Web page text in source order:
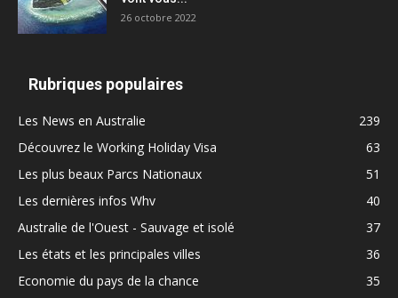
26 octobre 2022
Rubriques populaires
Les News en Australie
239
Découvrez le Working Holiday Visa
63
Les plus beaux Parcs Nationaux
51
Les dernières infos Whv
40
Australie de l'Ouest - Sauvage et isolé
37
Les états et les principales villes
36
Economie du pays de la chance
35